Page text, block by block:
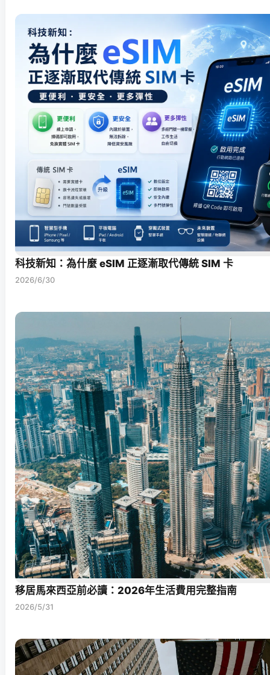
科技新知：為什麼 eSIM 正逐漸取代傳統 SIM 卡
2026/6/30
移居馬來西亞前必讀：2026年生活費用完整指南
2026/5/31